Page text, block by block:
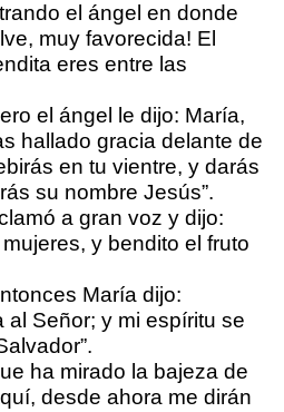
el ángel en donde
muy favorecida! El
eres entre las
el ángel le dijo: María,
hallado gracia delante de
en tu vientre, y darás
su nombre Jesús”.
a gran voz y dijo:
y bendito el fruto
María dijo:
al Señor; y mi espíritu se
ha mirado la bajeza de
desde ahora me dirán